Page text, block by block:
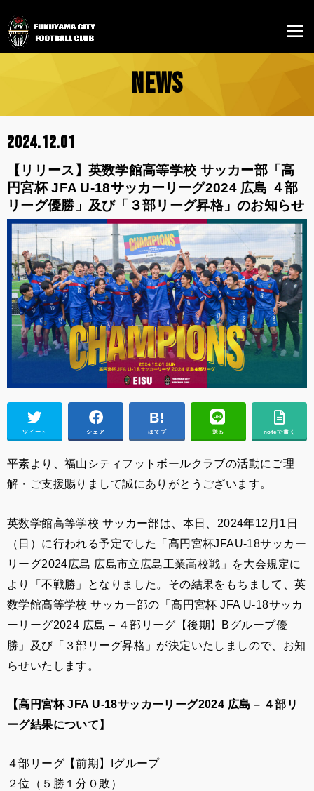
NEWS
2024.12.01
【リリース】英数学館高等学校 サッカー部「高
円宮杯 JFA U-18サッカーリーグ2024 広島 ４部
リーグ優勝」及び「３部リーグ昇格」のお知らせ
ツイート シェア はてブ 送る noteで書く
平素より、福山シティフットボールクラブの活動にご理
解・ご支援賜りまして誠にありがとうございます。
英数学館高等学校 サッカー部は、本日、2024年12月1日
（日）に行われる予定でした「高円宮杯JFAU-18サッカー
リーグ2024広島 広島市立広島工業高校戦」を大会規定に
より「不戦勝」となりました。その結果をもちまして、英
数学館高等学校 サッカー部の「高円宮杯 JFA U-18サッカ
ーリーグ2024 広島 – ４部リーグ【後期】Bグループ優
勝」及び「３部リーグ昇格」が決定いたしましので、お知
らせいたします。
【高円宮杯 JFA U-18サッカーリーグ2024 広島 – ４部リ
ーグ結果について】
４部リーグ【前期】Iグループ
２位（５勝１分０敗）